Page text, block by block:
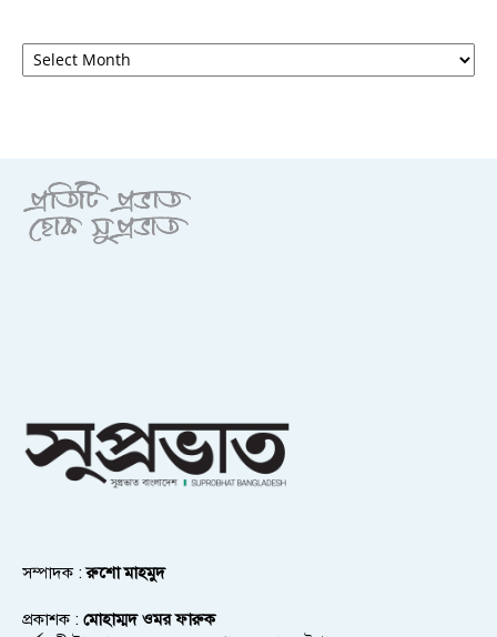
আর্কাইভ
সম্পাদক :রুশো মাহমুদ
প্রকাশক : মোহাম্মদ ওমর ফারুক